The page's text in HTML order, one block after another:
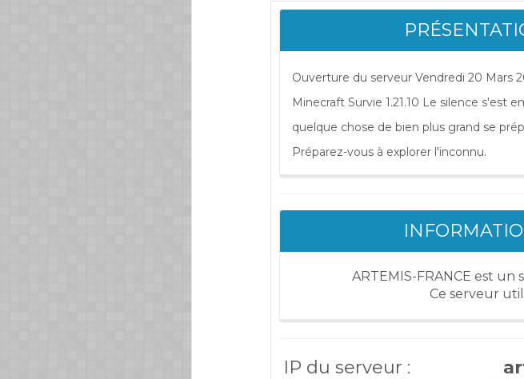
Ouverture du serveur Vendredi 20 Mars
Minecraft Survie 1.21.10 Le silence s'est
quelque chose de bien plus grand se
Préparez-vous à explorer l'inconnu.
ARTEMIS-FRANCE est
Ce serveur
IP du serveur :